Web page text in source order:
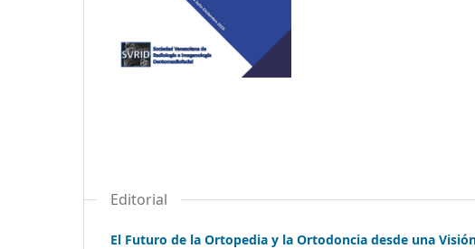
Editorial
El Futuro de la Ortopedia y la Ortodoncia desde una